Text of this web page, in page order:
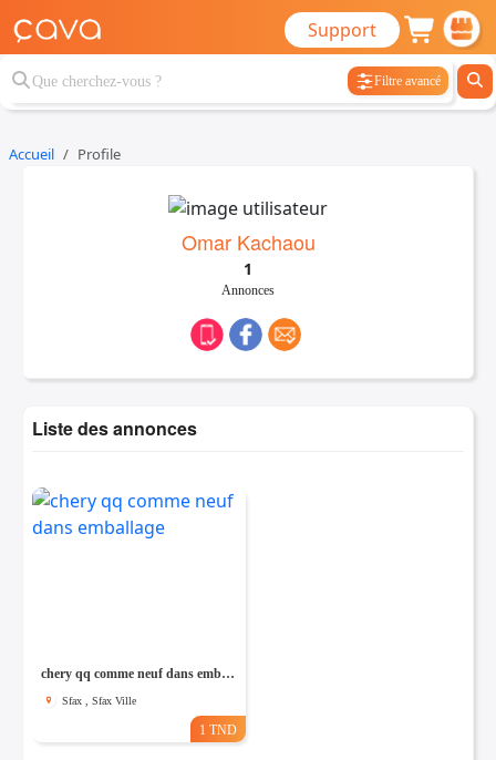
Support
Filtre avancé
Accueil Profile
Omar Kachaou
1
Annonces
Liste des annonces
chery qq comme neuf dans emballage
Sfax , Sfax Ville
1 TND